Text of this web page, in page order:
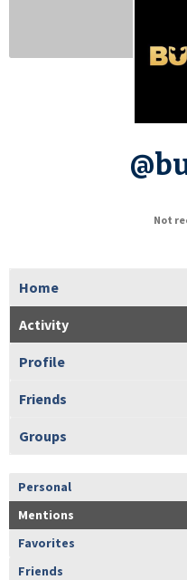
Not
Home
Activity
Profile
Friends
Groups
Personal
Mentions
Favorites
Friends